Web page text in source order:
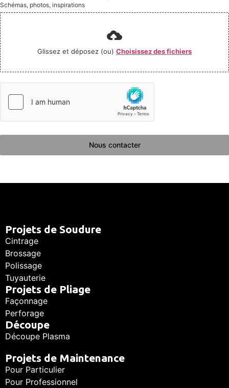
Schémas, photos, inspirations
Glissez et déposez (ou) Choisissez des fichiers
Nous contacter
Projets de Soudure
Cintrage
Brossage
Polissage
Tuyauterie
Projets de Pliage
Façonnage
Perforage
Découpe
Découpe Plasma
Projets de Maintenance
Pour Particulier
Pour Professionnel